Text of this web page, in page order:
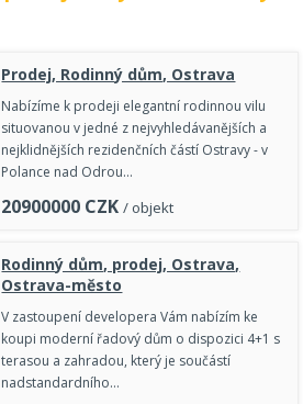
Prodej, Rodinný dům, Ostrava
Nabízíme k prodeji elegantní rodinnou vilu
situovanou v jedné z nejvyhledávanějších a
nejklidnějších rezidenčních částí Ostravy - v
Polance nad Odrou…
20900000 CZK / objekt
Rodinný dům, prodej, Ostrava,
Ostrava-město
V zastoupení developera Vám nabízím ke
koupi moderní řadový dům o dispozici 4+1 s
terasou a zahradou, který je součástí
nadstandardního…